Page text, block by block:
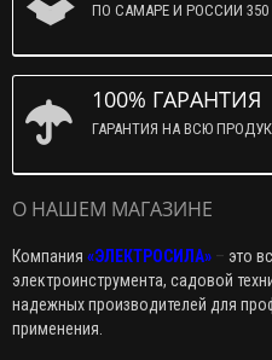
ПО САМАРЕ И РОССИИ 350
100% ГАРАНТИЯ
ГАРАНТИЯ НА ВСЮ
О НАШЕМ МАГАЗИНЕ
Компания «ЭЛЕКТРОСИЛА» – это
электроинструмента, садовой
надежных производителей для
применения.